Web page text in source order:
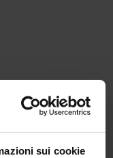
sui cookie